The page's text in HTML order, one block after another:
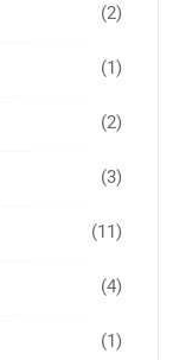
(2)
(1)
(2)
(3)
(11)
(4)
(1)